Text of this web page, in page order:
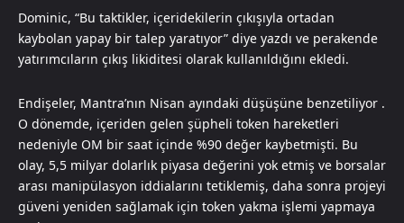
Dominic, “Bu taktikler, içeridekilerin çıkışıyla ortadan
kaybolan yapay bir talep yaratıyor” diye yazdı ve perakende
yatırımcıların çıkış likiditesi olarak kullanıldığını ekledi.
Endişeler, Mantra’nın Nisan ayındaki düşüşüne benzetiliyor .
O dönemde, içeriden gelen şüpheli token hareketleri
nedeniyle OM bir saat içinde %90 değer kaybetmişti. Bu
olay, 5,5 milyar dolarlık piyasa değerini yok etmiş ve borsalar
arası manipülasyon iddialarını tetiklemiş, daha sonra projeyi
güveni yeniden sağlamak için token yakma işlemi yapmaya